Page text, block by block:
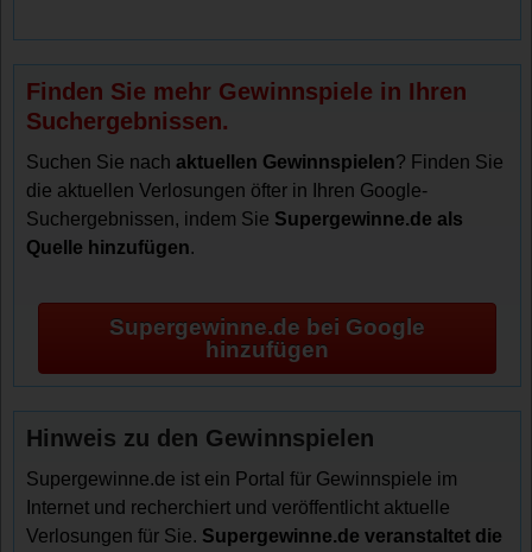
Finden Sie mehr Gewinnspiele in Ihren
Suchergebnissen.
Suchen Sie nachaktuellen Gewinnspielen? Finden Sie
die aktuellen Verlosungen öfter in Ihren Google-
Suchergebnissen, indem Sie Supergewinne.de als
Quelle hinzufügen.
Supergewinne.de bei Google
hinzufügen
Hinweis zu den Gewinnspielen
Supergewinne.de ist ein Portal für Gewinnspiele im
Internet und recherchiert und veröffentlicht aktuelle
Verlosungen für Sie. Supergewinne.de veranstaltet die